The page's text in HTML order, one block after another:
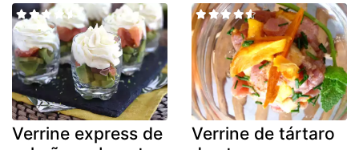
Verrine express de
Verrine de tártaro